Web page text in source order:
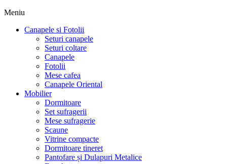
Meniu
Canapele si Fotolii
Seturi canapele
Seturi coltare
Canapele
Fotolii
Mese cafea
Canapele Oriental
Mobilier
Dormitoare
Set sufragerii
Mese sufragerie
Scaune
Vitrine compacte
Dormitoare tineret
Pantofare și Dulapuri Metalice